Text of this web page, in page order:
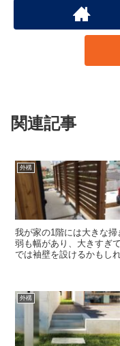
関連記事
外構
我が家の1階には大きな
弱も幅があり、大きすぎ
では袖壁を設けるかもし
外構